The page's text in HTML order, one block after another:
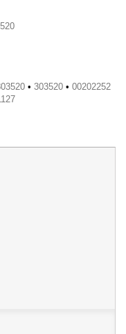
• 303520 • 00202252